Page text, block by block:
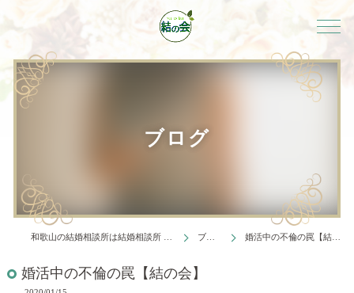
ブログ
ブログ 婚活中の不倫の罠【結の会】
婚活中の不倫の罠【結の会】